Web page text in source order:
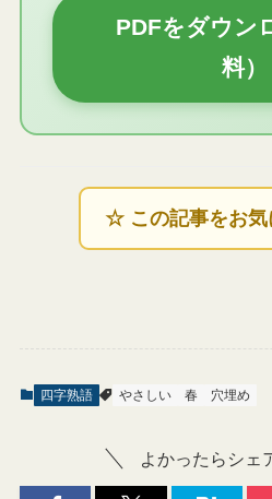
PDFをダウン
料）
☆ この記事をお気
四字熟語 やさしい 春 穴埋め
よかったらシェ